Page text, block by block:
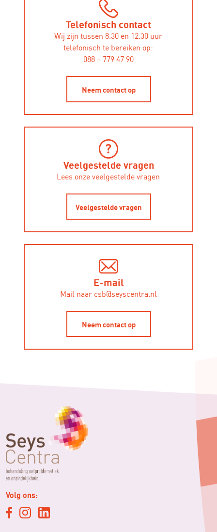
Telefonisch contact
Wij zijn tussen 8.30 en 12.30 uur
telefonisch te bereiken op:
088 – 779 47 90
Neem contact op
Veelgestelde vragen
Lees onze veelgestelde vragen
Veelgestelde vragen
E-mail
Mail naar csb@seyscentra.nl
Neem contact op
Volg ons: